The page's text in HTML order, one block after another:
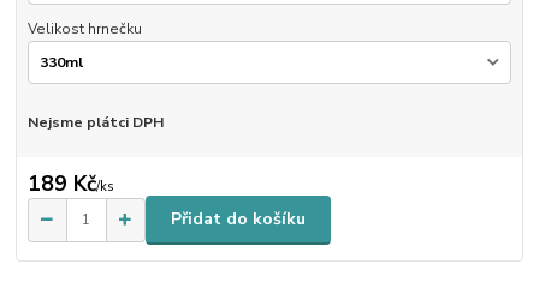
Velikost hrnečku
Nejsme plátci DPH
189 Kč/ks
Přidat do košíku